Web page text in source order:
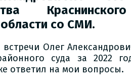
со СМИ.
Олег
суда за 2022
ответил на мои вопросы.